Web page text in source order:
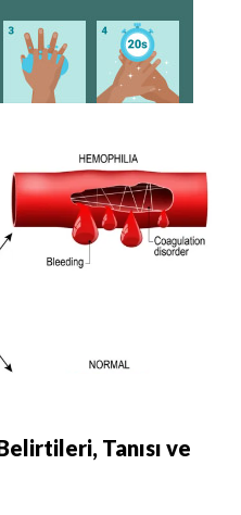
Tanısı ve